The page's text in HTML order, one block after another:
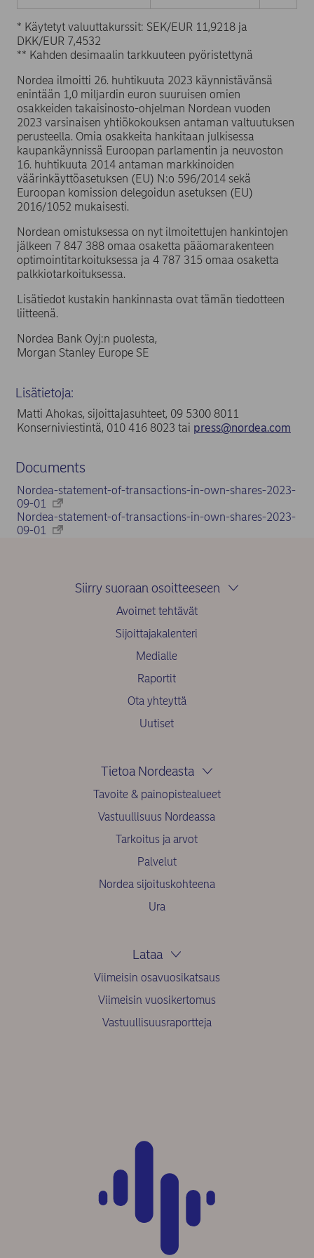
* Käytetyt valuuttakurssit: SEK/EUR 11,9218 ja
DKK/EUR 7,4532
** Kahden desimaalin tarkkuuteen pyöristettynä
Nordea ilmoitti 26. huhtikuuta 2023 käynnistävänsä
enintään 1,0 miljardin euron suuruisen omien
osakkeiden takaisinosto-ohjelman Nordean vuoden
2023 varsinaisen yhtiökokouksen antaman valtuutuksen
perusteella. Omia osakkeita hankitaan julkisessa
kaupankäynnissä Euroopan parlamentin ja neuvoston
16. huhtikuuta 2014 antaman markkinoiden
väärinkäyttöasetuksen (EU) N:o 596/2014 sekä
Euroopan komission delegoidun asetuksen (EU)
2016/1052 mukaisesti.
Nordean omistuksessa on nyt ilmoitettujen hankintojen
jälkeen 7 847 388 omaa osaketta pääomarakenteen
optimointitarkoituksessa ja 4 787 315 omaa osaketta
palkkiotarkoituksessa.
Lisätiedot kustakin hankinnasta ovat tämän tiedotteen
liitteenä.
Nordea Bank Oyj:n puolesta,
Morgan Stanley Europe SE
Lisätietoja:
Matti Ahokas, sijoittajasuhteet, 09 5300 8011
Konserniviestintä, 010 416 8023 tai press@nordea.com
Documents
Nordea-statement-of-transactions-in-own-shares-2023-
09-01
Nordea-statement-of-transactions-in-own-shares-2023-
09-01
Siirry suoraan osoitteeseen
Avoimet tehtävät
Sijoittajakalenteri
Medialle
Raportit
Ota yhteyttä
Uutiset
Tietoa Nordeasta
Tavoite & painopistealueet
Vastuullisuus Nordeassa
Tarkoitus ja arvot
Palvelut
Nordea sijoituskohteena
Ura
Lataa
Viimeisin osavuosikatsaus
Viimeisin vuosikertomus
Vastuullisuusraportteja